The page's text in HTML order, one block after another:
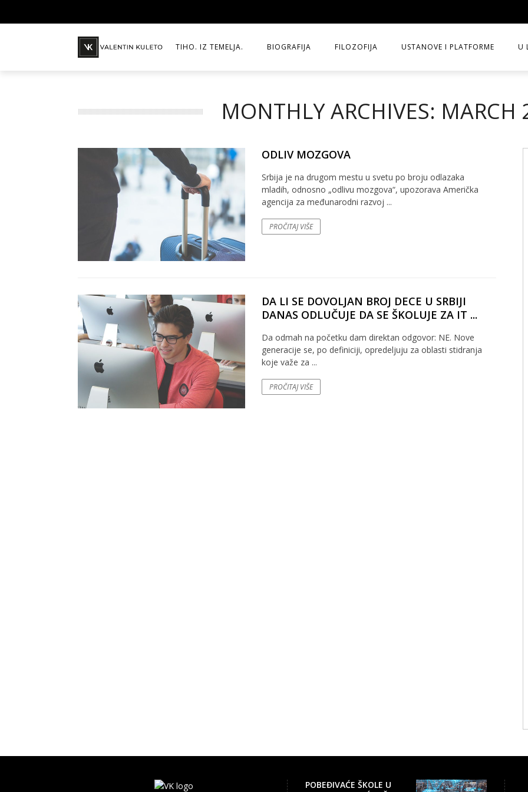
TIHO. IZ TEMELJA. BIOGRAFIJA FILOZOFIJA USTANOVE I PLATFORME U
MONTHLY ARCHIVES: MARCH
ODLIV MOZGOVA
Srbija je na drugom mestu u svetu po broju odlazaka
mladih, odnosno „odlivu mozgova“, upozorava Američka
agencija za međunarodni razvoj ...
PROČITAJ VIŠE
DA LI SE DOVOLJAN BROJ DECE U SRBIJI
DANAS ODLUČUJE DA SE ŠKOLUJE ZA IT ...
Da odmah na početku dam direktan odgovor: NE. Nove
generacije se, po definiciji, opredeljuju za oblasti stidranja
koje važe za ...
PROČITAJ VIŠE
POBEĐIVAĆE ŠKOLE U